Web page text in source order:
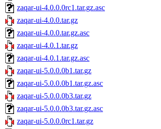
zaqar-ui-4.0.0.0rc1.tar.gz.asc
zaqar-ui-4.0.0.tar.gz
zaqar-ui-4.0.0.tar.gz.asc
zaqar-ui-4.0.1.tar.gz
zaqar-ui-4.0.1.tar.gz.asc
zaqar-ui-5.0.0.0b1.tar.gz
zaqar-ui-5.0.0.0b1.tar.gz.asc
zaqar-ui-5.0.0.0b3.tar.gz
zaqar-ui-5.0.0.0b3.tar.gz.asc
zaqar-ui-5.0.0.0rc1.tar.gz